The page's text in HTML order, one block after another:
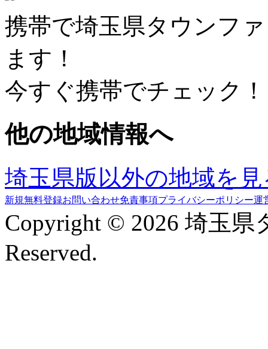
携帯で埼玉県タウンフ
ます！
今すぐ携帯でチェック！
他の地域情報へ
埼玉県版以外の地域を
新規無料登録お問い合わせ免責事項プライバシーポリシー運
Copyright © 2026 埼玉
Reserved.